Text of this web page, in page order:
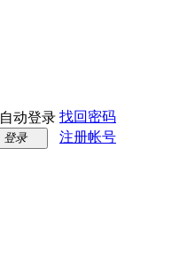
自动登录 找回密码
登录 注册帐号